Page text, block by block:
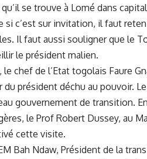
qu’il se trouve à Lomé dans
si c’est sur invitation, il faut
Il faut aussi souligner que le
le président malien.
le chef de l’Etat togolais Faure
du président déchu au pouvoir.
gouvernement de transition.
le Prof Robert Dussey, au
cette visite.
Bah Ndaw, Président de la